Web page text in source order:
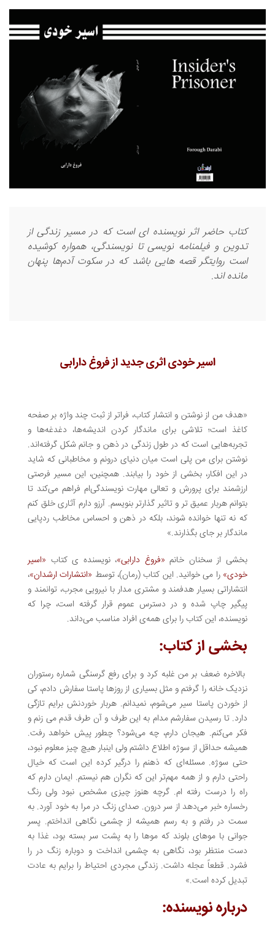
ساعت ۱۵:۵۶:۱۳ تاریخ ۱۴۰۵/۵/۱۷
Lychshie karnizi_sbma Lychshie karnizi_sbma گرامی :
درخواست استخدام شما با موفقیت انجام شد ساعت ۸:۵۸:۱۱ تاریخ
درخواست استخدام شما با موفقیت انجام شد ساعت ۸:۱۴:۱۲ تاریخ
۱۴۰۵/۵/۱۷
Narkolog na dom_idSi Narkolog na dom_idSi گرامی :
درخواست استخدام شما با موفقیت انجام شد ساعت ۴:۵:۴۹ تاریخ
کتاب حاضر اثر نویسنده ای است که در مسیر زندگی از
تدوین و فیلمنامه نویسی تا نویسندگی، همواره کوشیده
است روایتگر قصه هایی باشد که در سکوت آدم‌ها پنهان
مانده اند.
اسیر خودی اثری جدید از فروغ دارابی
«هدف من از نوشتن و انتشار کتاب، فراتر از ثبت چند واژه بر صفحه
کاغذ است؛ تلاشی برای ماندگار کردن اندیشه‌ها، دغدغه‌ها و
تجربه‌هایی است که در طول زندگی در ذهن و جانم شکل گرفته‌اند.
نوشتن برای من پلی است میان دنیای درونم و مخاطبانی که شاید
در این افکار، بخشی از خود را بیابند. همچنین، این مسیر فرصتی
ارزشمند برای پرورش و تعالی مهارت نویسندگی‌ام فراهم می‌کند تا
بتوانم هربار عمیق تر و تاثیر گذارتر بنویسم. آرزو دارم آثاری خلق کنم
که نه تنها خوانده شوند، بلکه در ذهن و احساس مخاطب ردپایی
ماندگار بر جای بگذارند.»
بخشی از سخنان خانم «فروغ دارابی»، نویسنده ی کتاب «اسیر
خودی» را می خوانید. این کتاب (رمان)، توسط «انتشارات ارشدان»،
انتشاراتی بسیار هدفمند و مشتری مدار با نیرویی مجرب، توانمند و
پیگیر چاپ شده و در دسترس عموم قرار گرفته است، چرا که
نویسنده، این کتاب را برای همه‌ی افراد مناسب می‌داند.
بخشی از کتاب:
بالاخره ضعف بر من غلبه کرد و برای رفع گرسنگی شماره رستوران
نزدیک خانه را گرفتم و مثل بسیاری از روزها پاستا سفارش دادم، کی
از خوردن پاستا سیر می‌شوم، نمیدانم. هربار خوردنش برایم تازگی
دارد. تا رسیدن سفارشم مدام به این طرف و آن طرف قدم می زنم و
فکر می‌کنم. هیجان دارم، چه می‌شود؟ چطور پیش خواهد رفت.
همیشه حداقل از سوژه اطلاع داشتم ولی اینبار هیچ چیز معلوم نبود،
حتی سوژه. مسئله‌ای که ذهنم را درگیر کرده این است که خیال
راحتی دارم و از همه مهم‌تر این که نگران هم نیستم. ایمان دارم که
راه را درست رفته ام. گرچه هنوز چیزی مشخص نبود ولی رنگ
رخساره خبر می‌دهد از سر درون. صدای زنگ در مرا به خود آورد. به
سمت در رفتم و به رسم همیشه از چشمی نگاهی انداختم. پسر
جوانی با موهای بلوند که موها را به پشت سر بسته بود، غذا به
دست منتظر بود، نگاهی به چشمی انداخت و دوباره زنگ در را
فشرد. قطعاً عجله داشت. زندگی مجردی احتیاط را برایم به عادت
تبدیل کرده است.»
درباره نویسنده: